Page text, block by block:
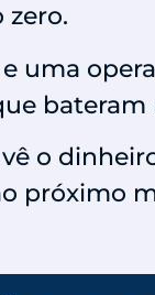
zero.
uma
o
próximo